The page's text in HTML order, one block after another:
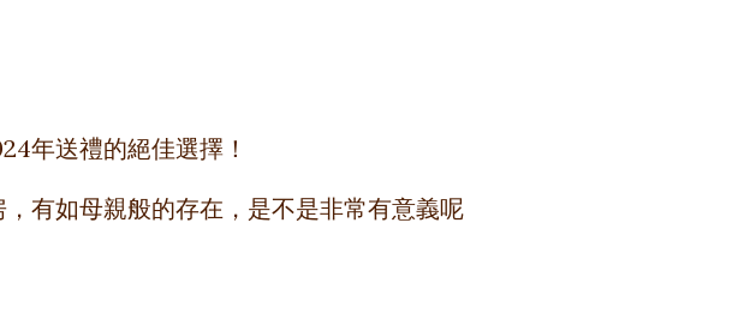
年送禮的絕佳選擇！
有如母親般的存在，是不是非常有意義呢